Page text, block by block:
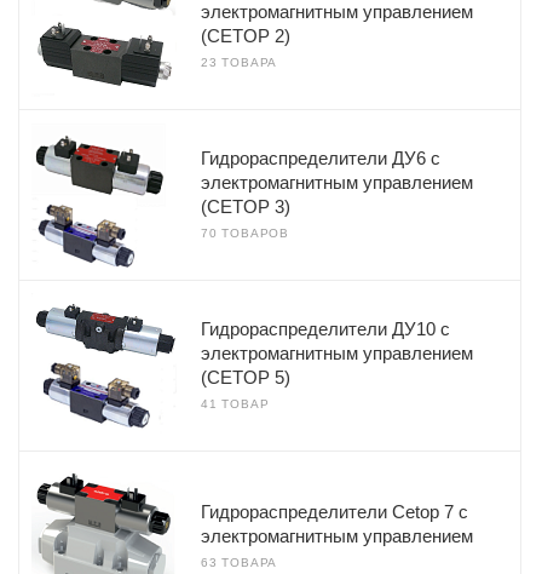
электромагнитным управлением
(CETOP 2)
23 ТОВАРА
Гидрораспределители ДУ6 с
электромагнитным управлением
(CETOP 3)
70 ТОВАРОВ
Гидрораспределители ДУ10 с
электромагнитным управлением
(CETOP 5)
41 ТОВАР
Гидрораспределители Cetop 7 с
электромагнитным управлением
63 ТОВАРА